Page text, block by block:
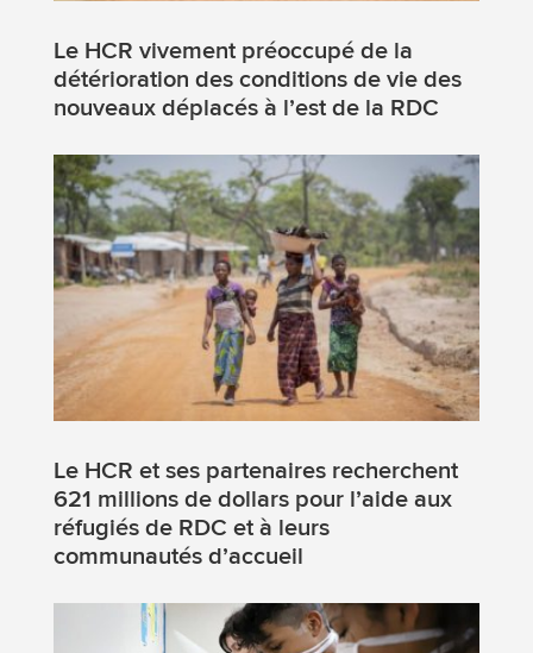
Le HCR vivement préoccupé de la
détérioration des conditions de vie des
nouveaux déplacés à l’est de la RDC
Le HCR et ses partenaires recherchent
621 millions de dollars pour l’aide aux
réfugiés de RDC et à leurs
communautés d’accueil